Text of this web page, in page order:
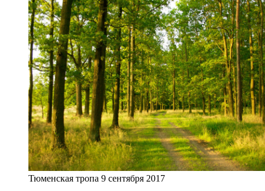
Тюменская тропа 9 сентября 2017